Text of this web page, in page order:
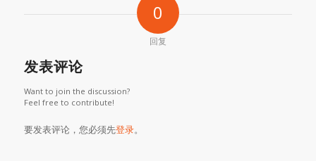
0
回复
发表评论
Want to join the discussion?
Feel free to contribute!
要发表评论，您必须先登录。